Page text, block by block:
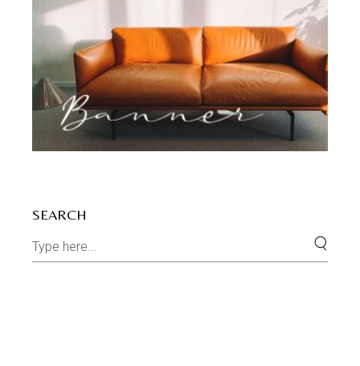
SEARCH
for: